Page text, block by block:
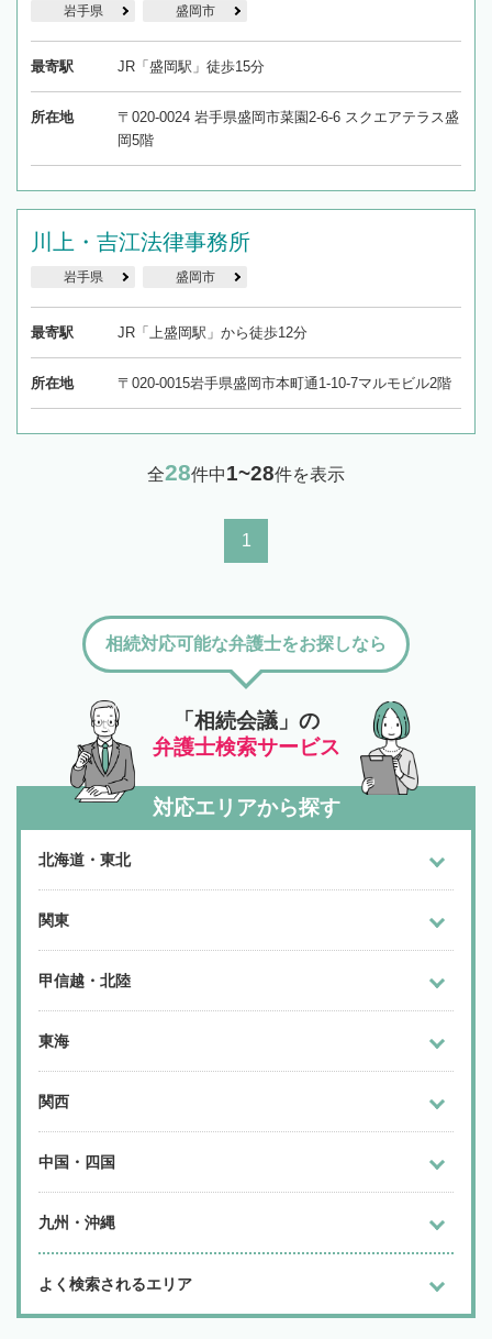
岩手県 盛岡市
最寄駅 JR「盛岡駅」徒歩15分
所在地
〒020-0024 岩手県盛岡市菜園2-6-6 スクエアテラス盛
岡5階
川上・吉江法律事務所
岩手県 盛岡市
最寄駅 JR「上盛岡駅」から徒歩12分
所在地 〒020-0015岩手県盛岡市本町通1-10-7マルモビル2階
全28件中1~28件を表示
1
「相続会議」の
弁護士検索サービス
相続対応可能な弁護士をお探しなら
対応エリアから探す
北海道・東北
関東
甲信越・北陸
東海
関西
中国・四国
九州・沖縄
よく検索されるエリア